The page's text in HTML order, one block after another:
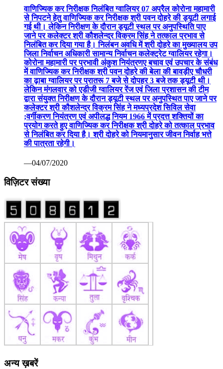
वाणिज्यिक कर निरीक्षक निलंबित ग्वालियर 07 अप्रैल कोरोना महामारी
से निपटने हेतु वाणिज्यिक कर निरीक्षक श्री पवन दोहरे की ड्यूटी लगाई
गई थी। लेकिन निरीक्षण के दौरान ड्यूटी स्थल पर अनुपस्थिति पाए
जाने पर कलेक्टर श्री कौशलेन्द्र विक्रम सिंह ने तत्काल प्रभाव से
निलंबित कर दिया गया है। निलंबन अवधि में श्री दोहरे का मुख्यालय उप
जिला निर्वाचन अधिकारी सामान्य निर्वाचन कलेक्ट्रेट ग्वालियर रहेगा।
कोरोना महामारी पर प्रभावी अंकुश नियंत्रणए बचाव एवं उपचार के संबंध
में वाणिज्यिक कर निरीक्षक श्री पवन दोहरे की बेला की बावड़ीए चौधरी
का ढ़ाबा ग्वालियर पर प्रातरू 7 बजे से दोपहर 3 बजे तक ड्यूटी थी।
लेकिन मंगलवार को एडीजी ग्वालियर रेंज एवं जिला प्रशासन की टीम
द्वारा संयुक्त निरीक्षण के दौरान ड्यूटी स्थल पर अनुपस्थित पाए जाने पर
कलेक्टर श्री कौशलेन्द्र विक्रम सिंह ने मध्यप्रदेश सिविल सेवा
;वर्गीकरण नियंत्रण एवं अपीलद्ध नियम 1966 में प्रदत्त शक्तियों का
प्रयोग करते हुए वाणिज्यिक कर निरीक्षक श्री दोहरे को तत्काल प्रभाव
से निलंबित कर दिया है। श्री दोहरे को नियमानुसार जीवन निर्वाह भत्ते
की पात्रता रहेगी।
—04/07/2020
विज़िटर संख्या
अन्य ख़बरें